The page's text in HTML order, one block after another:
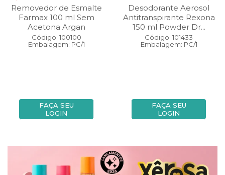
Removedor de Esmalte
Farmax 100 ml Sem
Acetona Argan
Código: 100100
Embalagem: PC/1
FAÇA SEU
LOGIN
Desodorante Aerosol
Antitranspirante Rexona
150 ml Powder Dr...
Código: 101433
Embalagem: PC/1
FAÇA SEU
LOGIN